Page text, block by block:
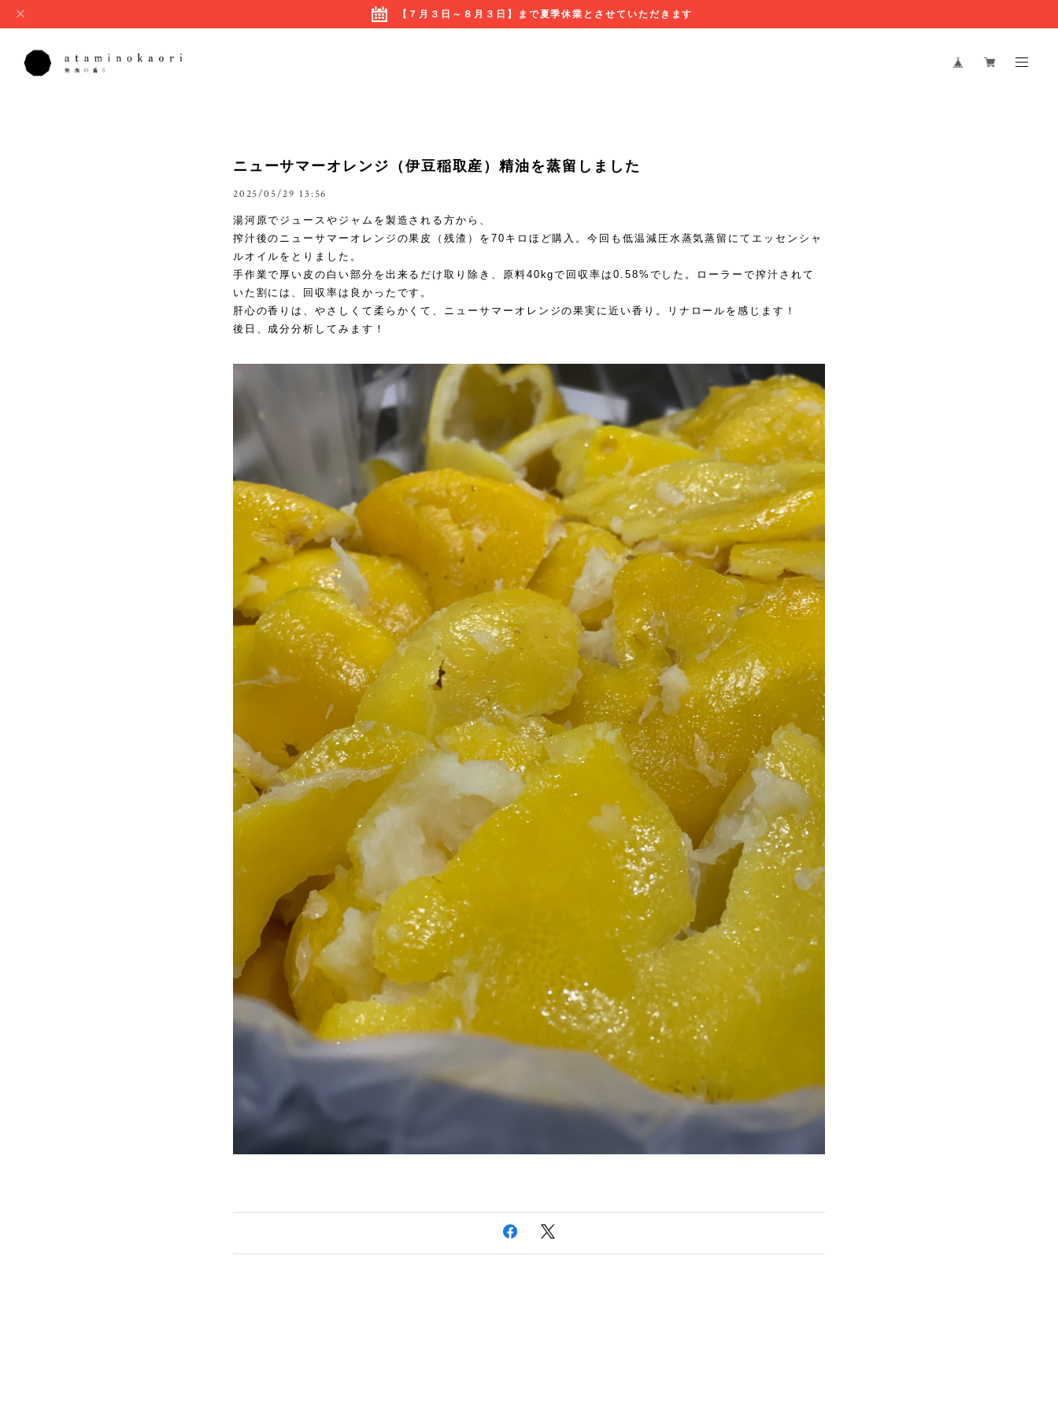
【７月３日～８月３日】まで夏季休業とさせていただきます
ニューサマーオレンジ（伊豆稲取産）精油を蒸留しました
2025/05/29 13:56
湯河原でジュースやジャムを製造される方から、
搾汁後のニューサマーオレンジの果皮（残渣）を70キロほど購入。今回も低温減圧水蒸気蒸留にてエッセンシャ
ルオイルをとりました。
手作業で厚い皮の白い部分を出来るだけ取り除き、 原料40kgで回収率は0.58%でした。ローラーで搾汁されて
いた割には、回収率は良かったです。
肝心の香りは、やさしくて柔らかくて、ニューサマーオレンジの果実に近い香り。リナロールを感じます！
後日、成分分析してみます！